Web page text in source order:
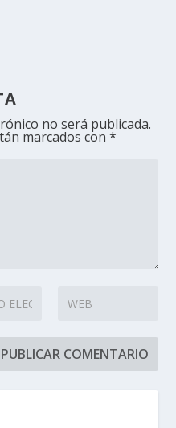
no será publicada.
marcados con*